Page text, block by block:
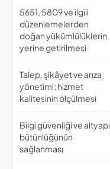
5651, 5809 ve ilgili
düzenlemelerden
doğan yükümlülüklerin
yerine getirilmesi
Talep, şikâyet ve arıza
yönetimi; hizmet
kalitesinin ölçülmesi
Bilgi güvenliği ve altyapı
bütünlüğünün
sağlanması